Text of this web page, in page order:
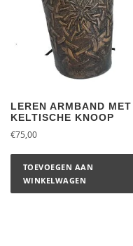
LEREN ARMBAND MET
KELTISCHE KNOOP
€75,00
TOEVOEGEN AAN
WINKELWAGEN